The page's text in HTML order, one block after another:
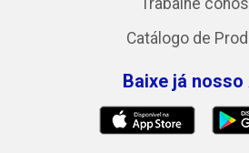
Catálogo de
Baixe já nosso